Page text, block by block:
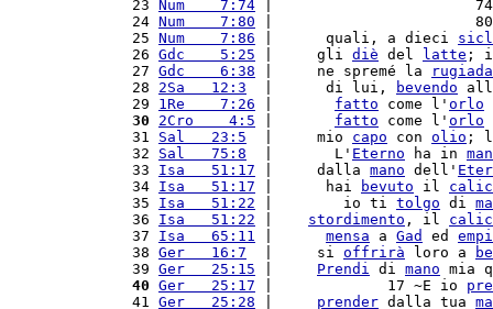
23 Num    7:74 |                       74
24 Num    7:80 |                       80
25 Num    7:86 |      quali, a dieci
26 Gdc    5:25 |     gli diè del latte ;
27 Gdc    6:38 |     ne spremé la
rugiada
28 2Sa   12:3
  |      di lui,
bevendo
29 1Re    7:26 fatto come l' orlo
30
2Cro    4:5 fatto come l' orlo
31 Sal   23:5
  |     mio
capo con olio ;
32 Sal   75:8
  |       L'
Eterno ha in
33 Isa   51:17 |     dalla mano dell'
34 Isa   51:17 |      hai bevuto il
35 Isa   51:22 |        io ti tolgo di
36 Isa   51:22 stordimento , il
37 Isa   65:11 mensa a Gad ed
38 Ger   16:7
  |     si
offrirà loro a
39 Ger   25:15 Prendi di mano mia
40 Ger   25:17 |             17 ~E io
41 Ger   25:28 prender dalla tua